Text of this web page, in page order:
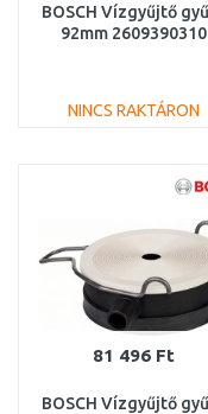
BOSCH Vízgyűjtő
92mm 2609390310
NINCS RAKTÁRON
Összehasonlítás
81 496 Ft
BOSCH Vízgyűjtő